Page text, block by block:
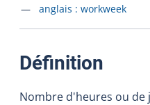
Accéder à la fiche en
anglais : workweek
Définition
Nombre d'heures ou de